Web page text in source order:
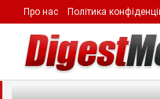
LATEST TRENDING
Про нас Політика